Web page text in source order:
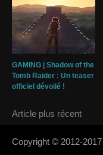
GAMING | Shadow of the
Tomb Raider : Un teaser
officiel dévoilé !
Article plus récent
Copyright © 2012-2017